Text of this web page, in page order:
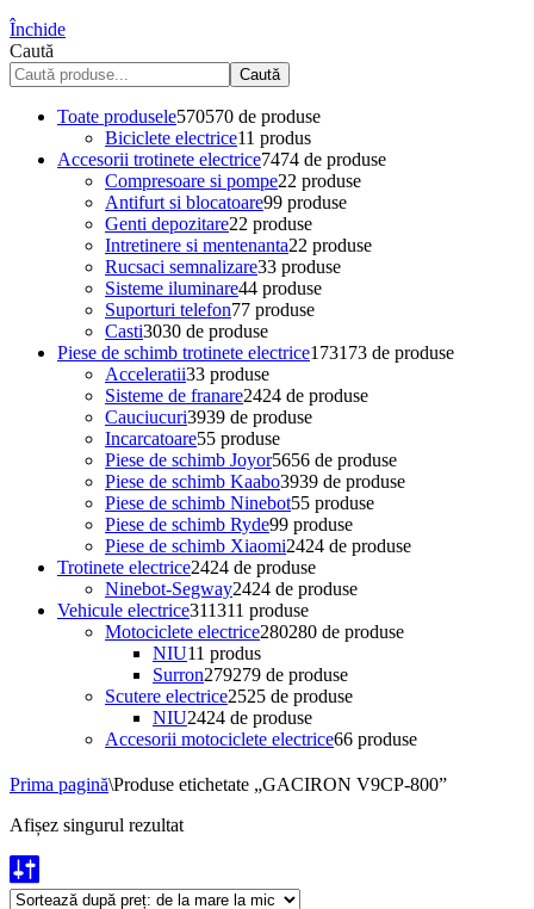
Închide
Caută
Caută
Toate produsele570570 de produse
Biciclete electrice11 produs
Accesorii trotinete electrice7474 de produse
Compresoare si pompe22 produse
Antifurt si blocatoare99 produse
Genti depozitare22 produse
Intretinere si mentenanta22 produse
Rucsaci semnalizare33 produse
Sisteme iluminare44 produse
Suporturi telefon77 produse
Casti3030 de produse
Piese de schimb trotinete electrice173173 de produse
Acceleratii33 produse
Sisteme de franare2424 de produse
Cauciucuri3939 de produse
Incarcatoare55 produse
Piese de schimb Joyor5656 de produse
Piese de schimb Kaabo3939 de produse
Piese de schimb Ninebot55 produse
Piese de schimb Ryde99 produse
Piese de schimb Xiaomi2424 de produse
Trotinete electrice2424 de produse
Ninebot-Segway2424 de produse
Vehicule electrice311311 produse
Motociclete electrice280280 de produse
NIU11 produs
Surron279279 de produse
Scutere electrice2525 de produse
NIU2424 de produse
Accesorii motociclete electrice66 produse
Prima pagină\Produse etichetate „GACIRON V9CP-800”
Afișez singurul rezultat